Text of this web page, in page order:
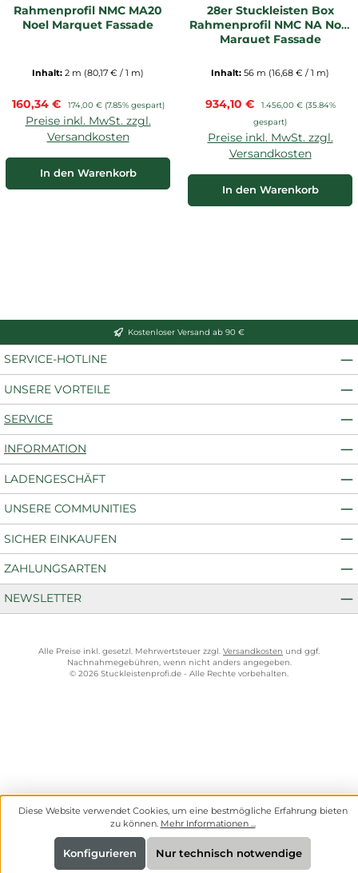
Rahmenprofil NMC MA20
Noel Marquet Fassade
Inhalt: 2 m (80,17 € / 1 m)
Verkaufspreis:
160,34 € Regulärer Preis:
174,00 € (7.85% gespart)
Preise inkl. MwSt. zzgl.
Versandkosten
In den Warenkorb
28er Stuckleisten Box
Rahmenprofil NMC NA Noel
Marquet Fassade
Inhalt: 56 m (16,68 € / 1 m)
Verkaufspreis:
934,10 € Regulärer Preis:
1.456,00 € (35.84%
gespart)
Preise inkl. MwSt. zzgl.
Versandkosten
In den Warenkorb
Kostenloser Versand ab 90 €
SERVICE-HOTLINE
UNSERE VORTEILE
SERVICE
INFORMATION
LADENGESCHÄFT
UNSERE COMMUNITIES
SICHER EINKAUFEN
ZAHLUNGSARTEN
NEWSLETTER
Alle Preise inkl. gesetzl. Mehrwertsteuer zzgl. Versandkosten und ggf.
Nachnahmegebühren, wenn nicht anders angegeben.
© 2026 Stuckleistenprofi.de - Alle Rechte vorbehalten.
Diese Website verwendet Cookies, um eine bestmögliche Erfahrung bieten
zu können. Mehr Informationen ...
Nur technisch notwendige
Konfigurieren